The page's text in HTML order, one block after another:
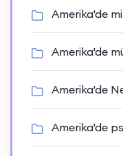
Amerika'de
Amerika'de
Amerika'de
Amerika'de